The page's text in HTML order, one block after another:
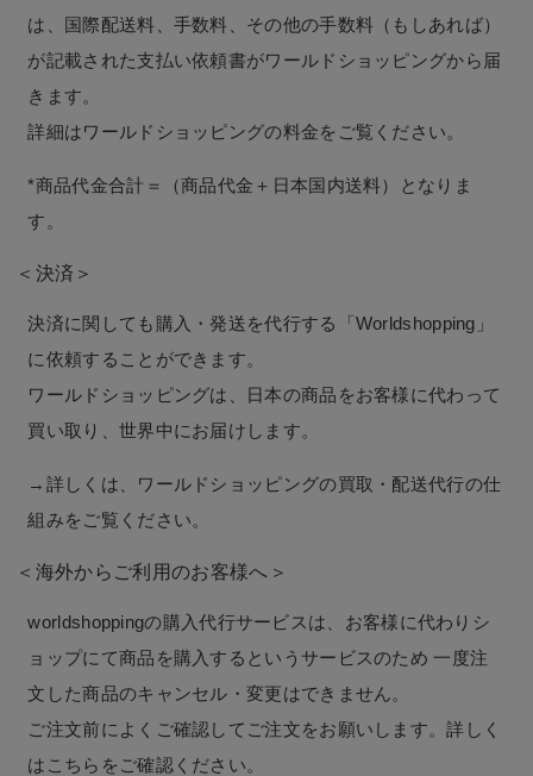
は、国際配送料、手数料、その他の手数料（もしあれば）
が記載された支払い依頼書がワールドショッピングから届
きます。
詳細はワールドショッピングの料金をご覧ください。
*商品代金合計＝（商品代金＋日本国内送料）となりま
す。
＜決済＞
決済に関しても購入・発送を代行する「Worldshopping」
に依頼することができます。
ワールドショッピングは、日本の商品をお客様に代わって
買い取り、世界中にお届けします。
→詳しくは、ワールドショッピングの買取・配送代行の仕
組みをご覧ください。
＜海外からご利用のお客様へ＞
worldshoppingの購入代行サービスは、お客様に代わりシ
ョップにて商品を購入するというサービスのため 一度注
文した商品のキャンセル・変更はできません。
ご注文前によくご確認してご注文をお願いします。詳しく
はこちらをご確認ください。